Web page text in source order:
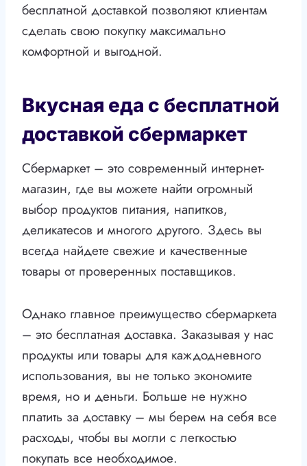
бесплатной доставкой позволяют клиентам
сделать свою покупку максимально
комфортной и выгодной.
Вкусная еда с бесплатной
доставкой сбермаркет
Сбермаркет – это современный интернет-
магазин, где вы можете найти огромный
выбор продуктов питания, напитков,
деликатесов и многого другого. Здесь вы
всегда найдете свежие и качественные
товары от проверенных поставщиков.
Однако главное преимущество сбермаркета
– это бесплатная доставка. Заказывая у нас
продукты или товары для каждодневного
использования, вы не только экономите
время, но и деньги. Больше не нужно
платить за доставку – мы берем на себя все
расходы, чтобы вы могли с легкостью
покупать все необходимое.